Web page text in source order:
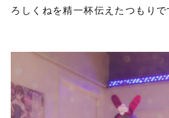
ろしくねを精一杯伝えたつもりで